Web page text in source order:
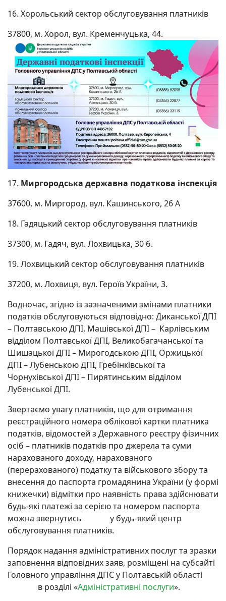
16. Хорольський сектор обслуговування платників
37800, м. Хорол, вул. Кременчуцька, 44.
17. Миргородська державна податкова інспекція
37600, м. Миргород, вул. Кашинського, 26 А
18. Гадяцький сектор обслуговування платників
37300, м. Гадяч, вул. Лохвицька, 30 б.
19. Лохвицький сектор обслуговування платників
37200, м. Лохвиця, вул. Героїв України, 3.
Водночас, згідно із зазначеними змінами платники
податків обслуговуються відповідно: Диканської ДПІ
– Полтавською ДПІ, Машівської ДПІ – Карлівським
відділом Полтавської ДПІ, Великобагачанської та
Шишацької ДПІ – Мирогодською ДПІ, Оржицької
ДПІ – Лубенською ДПІ, Гребінківської та
Чорнухівської ДПІ – Пирятинським відділом
Лубенської ДПІ.
Звертаємо увагу платників, що для отримання
реєстраційного номера облікової картки платника
податків, відомостей з Державного реєстру фізичних
осіб – платників податків про джерела та суми
нарахованого доходу, нарахованого
(перерахованого) податку та військового збору та
внесення до паспорта громадянина України (у формі
книжечки) відмітки про наявність права здійснювати
будь-які платежі за серією та номером паспорта
можна звернутись у будь-який центр
обслуговування платників.
Порядок надання адміністративних послуг та зразки
заповнення відповідних заяв, розміщені на субсайті
Головного управління ДПС у Полтавській області
в розділі «Адміністративні послуги».